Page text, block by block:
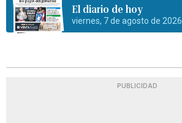
El diario de hoy
viernes, 7 de agosto de 2026
PUBLICIDAD